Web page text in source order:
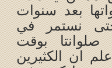
بعد سنوات
نستمر في
صلوانتا بوقت
ان الكثيرين